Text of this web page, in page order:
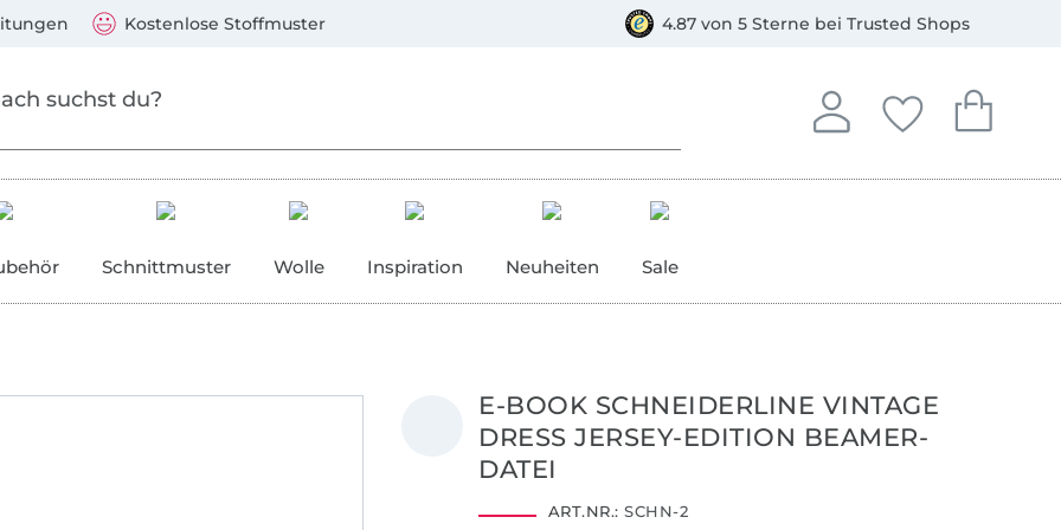
Kostenlose Stoffmuster 4.87 von 5 Sterne bei Trusted Shops
Anmelden
In deinem Konto
Deine
Du hast keine
Dein
Du hast
Schnittmuster Wolle Inspiration Neuheiten Sale
E-BOOK SCHNEIDERLINE VINTAGE
DRESS JERSEY-EDITION BEAMER-
DATEI
ART.NR.: SCHN-2
Mastercard, PayPal, Giropay, Kauf auf Rechnung, Vorkasse